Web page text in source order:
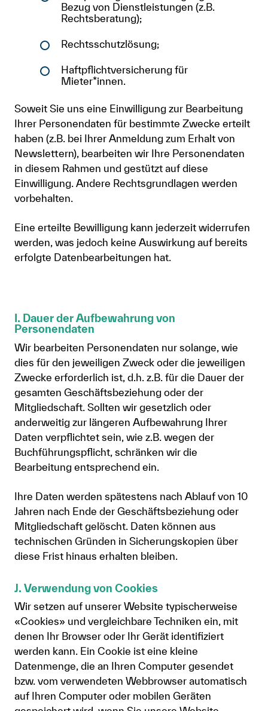
Bezug von Dienstleistungen (z.B.
Rechtsberatung);
Rechtsschutzlösung;
Haftpflichtversicherung für
Mieter*innen.
Soweit Sie uns eine Einwilligung zur Bearbeitung
Ihrer Personendaten für bestimmte Zwecke erteilt
haben (z.B. bei Ihrer Anmeldung zum Erhalt von
Newslettern), bearbeiten wir Ihre Personendaten
in diesem Rahmen und gestützt auf diese
Einwilligung. Andere Rechtsgrundlagen werden
vorbehalten.
Eine erteilte Bewilligung kann jederzeit widerrufen
werden, was jedoch keine Auswirkung auf bereits
erfolgte Datenbearbeitungen hat.
I. Dauer der Aufbewahrung von
Personendaten
Wir bearbeiten Personendaten nur solange, wie
dies für den jeweiligen Zweck oder die jeweiligen
Zwecke erforderlich ist, d.h. z.B. für die Dauer der
gesamten Geschäftsbeziehung oder der
Mitgliedschaft. Sollten wir gesetzlich oder
anderweitig zur längeren Aufbewahrung Ihrer
Daten verpflichtet sein, wie z.B. wegen der
Buchführungspflicht, schränken wir die
Bearbeitung entsprechend ein.
Ihre Daten werden spätestens nach Ablauf von 10
Jahren nach Ende der Geschäftsbeziehung oder
Mitgliedschaft gelöscht. Daten können aus
technischen Gründen in Sicherungskopien über
diese Frist hinaus erhalten bleiben.
J. Verwendung von Cookies
Wir setzen auf unserer Website typischerweise
«Cookies» und vergleichbare Techniken ein, mit
denen Ihr Browser oder Ihr Gerät identifiziert
werden kann. Ein Cookie ist eine kleine
Datenmenge, die an Ihren Computer gesendet
bzw. vom verwendeten Webbrowser automatisch
auf Ihren Computer oder mobilen Geräten